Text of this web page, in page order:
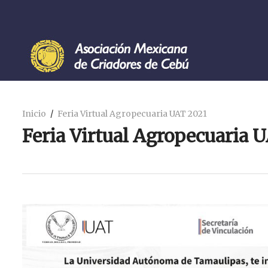
Inicio Feria Virtual Agropecuaria UAT 2021
Feria Virtual Agropecuaria